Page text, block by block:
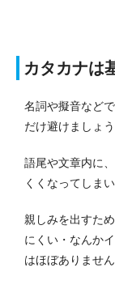
カタカナは
名詞や擬音など
だけ避けましょう
語尾や文章内に
くくなってしまい
親しみを出すた
にくい・なんか
はほぼありません